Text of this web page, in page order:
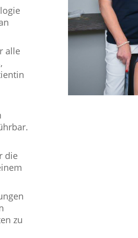
alle
die
zu